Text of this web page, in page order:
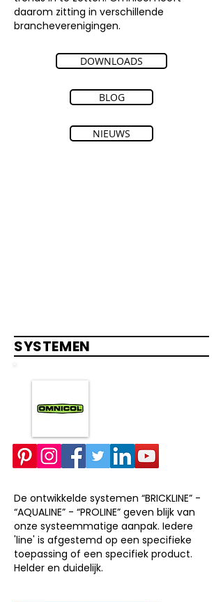
daarom zitting in verschillende
brancheverenigingen.
DOWNLOADS
BLOG
NIEUWS
SYSTEMEN
De ontwikkelde systemen “BRICKLINE” -
“AQUALINE” - “PROLINE” geven blijk van
onze systeemmatige aanpak. Iedere
'line' is afgestemd op een specifieke
toepassing of een specifiek product.
Helder en duidelijk.